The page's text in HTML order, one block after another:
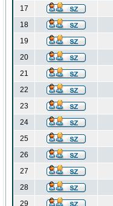
17
18
19
20
21
22
23
24
25
26
27
28
29